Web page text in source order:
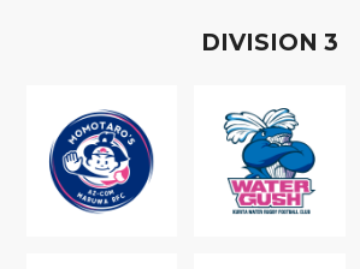
DIVISION 3